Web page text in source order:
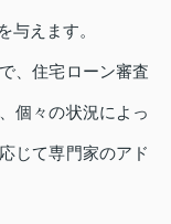
与えます。
、住宅ローン審査
個々の状況によっ
じて専門家のアド